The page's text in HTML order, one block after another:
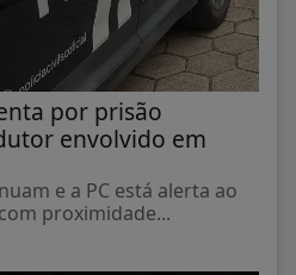
por prisão
envolvido em
e a PC está alerta ao
proximidade...